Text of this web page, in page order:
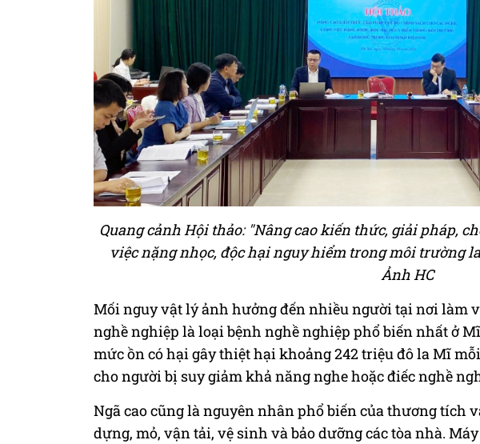
Quang cảnh Hội thảo: "Nâng cao kiến thức, giải pháp,
việc nặng nhọc, độc hại nguy hiểm trong môi trường
Ảnh HC
Mối nguy vật lý ảnh hưởng đến nhiều người tại nơi làm
nghề nghiệp là loại bệnh nghề nghiệp phổ biến nhất ở
mức ồn có hại gây thiệt hại khoảng 242 triệu đô la Mĩ
cho người bị suy giảm khả năng nghe hoặc điếc nghề
Ngã cao cũng là nguyên nhân phổ biến của thương tích
dựng, mỏ, vận tải, vệ sinh và bảo dưỡng các tòa nhà.